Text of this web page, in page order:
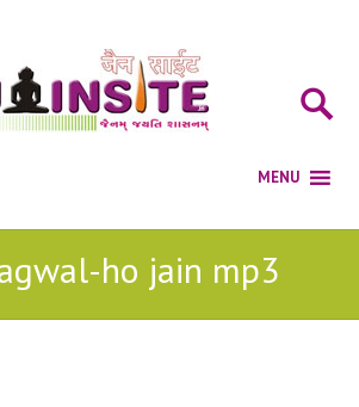
ho jain mp3